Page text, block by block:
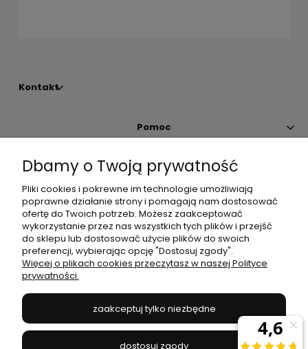
Kontakt
Pomoc
Moje konto
Płatności i dostawa
Informacje
JANEX
669-050-03-43
Dbamy o Twoją prywatność
Pliki cookies i pokrewne im technologie umożliwiają
poprawne działanie strony i pomagają nam dostosować
ofertę do Twoich potrzeb. Możesz zaakceptować
wykorzystanie przez nas wszystkich tych plików i przejść
do sklepu lub dostosować użycie plików do swoich
preferencji, wybierając opcję "Dostosuj zgody".
Więcej o plikach cookies przeczytasz w naszej Polityce
prywatności.
zaakceptuj tylko niezbędne
dostosuj zgody